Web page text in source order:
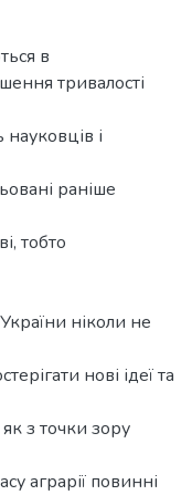
в
тривалості
і
раніше
тобто
ніколи не
нові ідеї та
з точки зору
аграрії повинні